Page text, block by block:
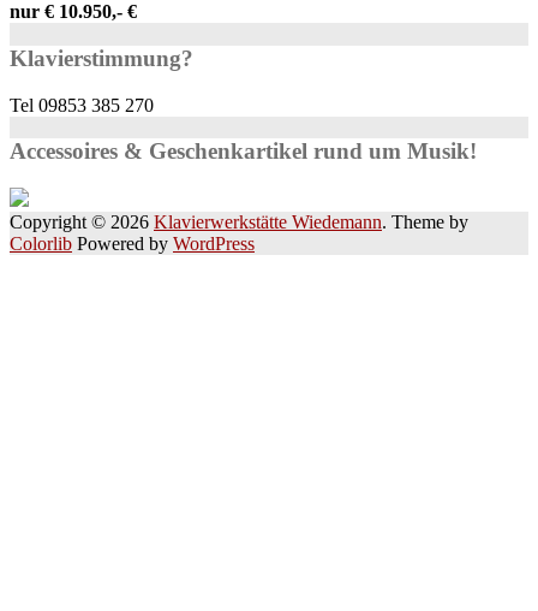
nur € 10.950,- €
Klavierstimmung?
Tel 09853 385 270
Accessoires & Geschenkartikel rund um Musik!
Copyright © 2026 Klavierwerkstätte Wiedemann. Theme by
Colorlib Powered by WordPress